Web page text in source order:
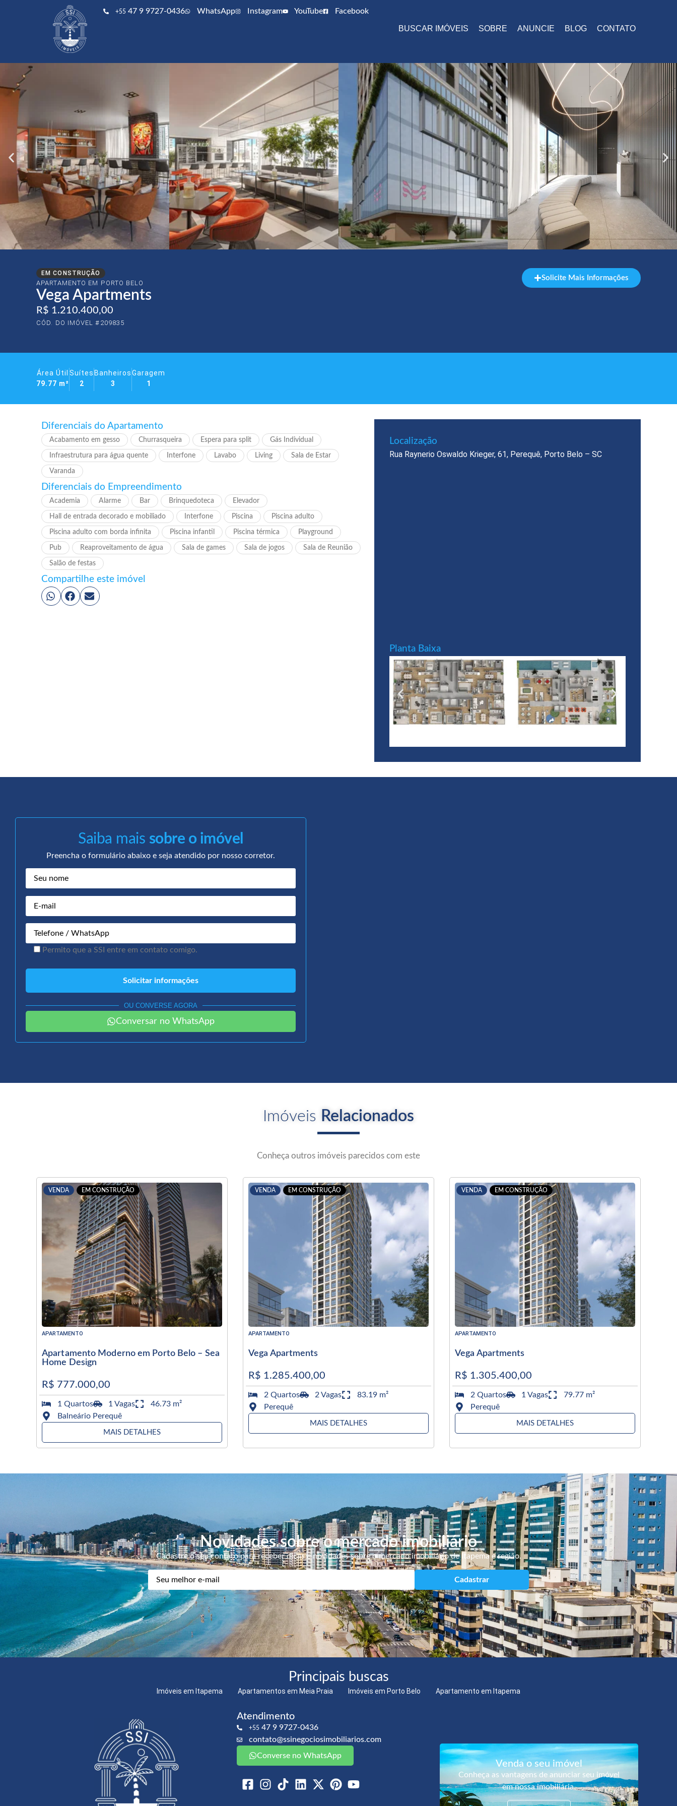
+55 47 9 9727-0436 WhatsApp Instagram YouTube Facebook
BUSCAR IMÓVEIS SOBRE ANUNCIE BLOG CONTATO
EM CONSTRUÇÃO
APARTAMENTO EM PORTO BELO
Vega Apartments
R$ 1.210.400,00
CÓD. DO IMÓVEL #209835
Solicite Mais Informações
Área Útil
79.77 m²
Suítes
2
Banheiros
3
Garagem
1
Diferenciais do Apartamento
Acabamento em gesso Churrasqueira Espera para split Gás Individual
Infraestrutura para água quente Interfone Lavabo Living Sala de Estar
Varanda
Diferenciais do Empreendimento
Academia Alarme Bar Brinquedoteca Elevador
Hall de entrada decorado e mobiliado Interfone Piscina Piscina adulto
Piscina adulto com borda infinita Piscina infantil Piscina térmica Playground
Pub Reaproveitamento de água Sala de games Sala de jogos Sala de Reunião
Salão de festas
Compartilhe este imóvel
Localização​
Rua Raynerio Oswaldo Krieger, 61, Perequê, Porto Belo – SC
Planta Baixa
Saiba mais sobre o imóvel
Preencha o formulário abaixo e seja atendido por nosso corretor.
Permito que a SSI entre em contato comigo.
OU CONVERSE AGORA
Conversar no WhatsApp
Imóveis Relacionados
Conheça outros imóveis parecidos com este
APARTAMENTO
Apartamento Moderno em Porto Belo – Sea
Home Design
R$ 777.000,00
1 Quartos 1 Vagas
46.73 m²
Balneário Perequê
MAIS DETALHES
VENDA EM CONSTRUÇÃO
APARTAMENTO
Vega Apartments
R$ 1.285.400,00
2 Quartos 2 Vagas
83.19 m²
Perequê
MAIS DETALHES
VENDA EM CONSTRUÇÃO
APARTAMENTO
Vega Apartments
R$ 1.305.400,00
2 Quartos 1 Vagas
79.77 m²
Perequê
MAIS DETALHES
VENDA EM CONSTRUÇÃO
Novidades sobre o mercado imobiliário
Cadastre o seu contato para receber dicas e novidades sobre o mercado imobiliário de Itapema e região.
Principais buscas
Imóveis em Itapema Apartamentos em Meia Praia Imóveis em Porto Belo Apartamento em Itapema
Atendimento
+5547 9 9727-0436
contato@ssinegociosimobiliarios.com
Converse no WhatsApp
Venda o seu imóvel
Conheça as vantagens de anunciar seu imóvel
em nossa imobiliária.